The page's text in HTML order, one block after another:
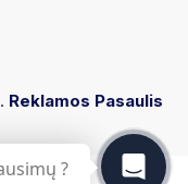
Reklamos Pasaulis
?